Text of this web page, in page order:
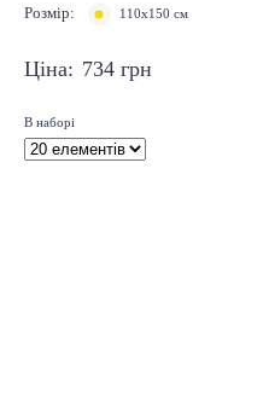
Розмір: 110x150 см
Ціна: 734 грн
В наборі